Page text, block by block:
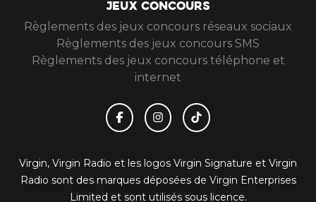
JEUX CONCOURS
Règlements des jeux concours réseaux sociaux
Règlements des jeux concours SMS
Règlements des jeux concours téléphone et
internet
Virgin, Virgin Radio et les logos Virgin Signature et Virgin
Radio sont des marques déposées de Virgin Enterprises
Limited et sont utilisés sous licence.